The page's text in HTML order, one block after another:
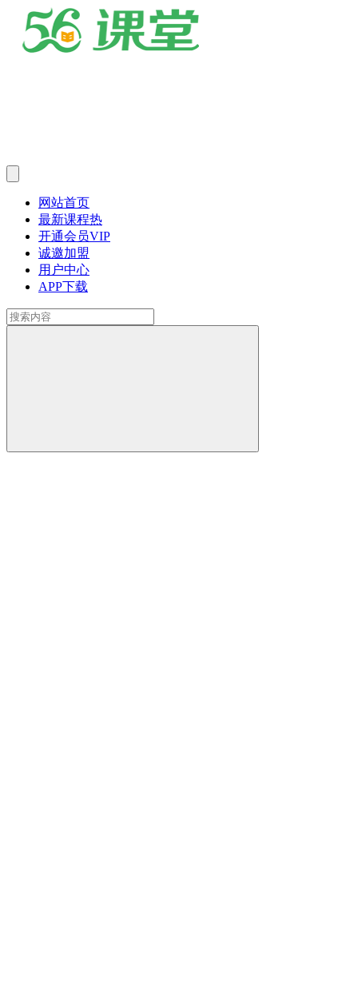
网站首页
最新课程热
开通会员VIP
诚邀加盟
用户中心
APP下载